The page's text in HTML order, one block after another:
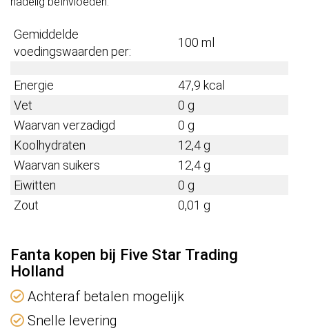
Gemiddelde
voedingswaarden per:
100 ml
Energie
47,9 kcal
Vet
0 g
Waarvan verzadigd
0 g
Koolhydraten
12,4 g
Waarvan suikers
12,4 g
Eiwitten
0 g
Zout
0,01 g
Fanta kopen bij Five Star Trading
Holland
Achteraf betalen mogelijk
Snelle levering